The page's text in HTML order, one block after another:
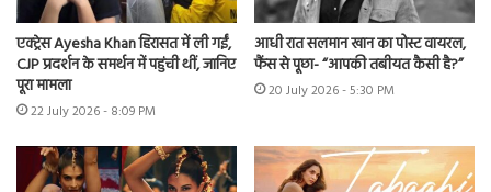
एक्ट्रेस Ayesha Khan हिरासत में ली गईं,
CJP प्रदर्शन के समर्थन में पहुंची थीं, जानिए
पूरा मामला
22 July 2026 - 8:09 PM
आधी रात सलमान खान का पोस्ट वायरल,
फैंस से पूछा- “आपकी तबीयत कैसी है?”
20 July 2026 - 5:30 PM